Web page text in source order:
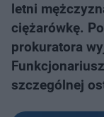
letni
ciężarówkę.
prokuratora
szczególnej